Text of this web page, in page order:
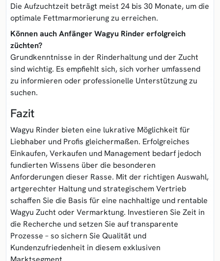
Die Aufzuchtzeit beträgt meist 24 bis 30 Monate, um die
optimale Fettmarmorierung zu erreichen.
Können auch Anfänger Wagyu Rinder erfolgreich
züchten?
Grundkenntnisse in der Rinderhaltung und der Zucht
sind wichtig. Es empfiehlt sich, sich vorher umfassend
zu informieren oder professionelle Unterstützung zu
suchen.
Fazit
Wagyu Rinder bieten eine lukrative Möglichkeit für
Liebhaber und Profis gleichermaßen. Erfolgreiches
Einkaufen, Verkaufen und Management bedarf jedoch
fundierten Wissens über die besonderen
Anforderungen dieser Rasse. Mit der richtigen Auswahl,
artgerechter Haltung und strategischem Vertrieb
schaffen Sie die Basis für eine nachhaltige und rentable
Wagyu Zucht oder Vermarktung. Investieren Sie Zeit in
die Recherche und setzen Sie auf transparente
Prozesse – so sichern Sie Qualität und
Kundenzufriedenheit in diesem exklusiven